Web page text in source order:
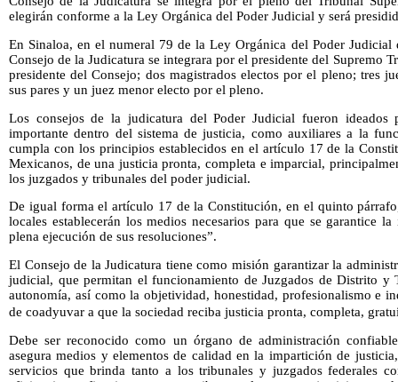
elegirán conforme a la Ley Orgánica del Poder Judicial y será
En Sinaloa, en el numeral 79 de la Ley Orgánica del Poder Judicial
Consejo de la Judicatura se integrara por el presidente del Supremo
presidente del Consejo; dos magistrados electos por el pleno; tres
sus pares y un juez menor electo por el pleno.
Los consejos de la judicatura del Poder Judicial fueron
importante dentro del sistema de justicia, como auxiliares a la
cumpla con los principios establecidos en el artículo 17 de la
Mexicanos, de una justicia pronta, completa e imparcial,
los juzgados y tribunales del poder judicial.
De igual forma el artículo 17 de la Constitución, en el quinto
locales establecerán los medios necesarios para que se garantice
plena ejecución de sus resoluciones”.
El Consejo de la Judicatura tiene como misión garantizar la
judicial, que permitan el funcionamiento de Juzgados de Distrito y
autonomía, así como la objetividad, honestidad, profesionalismo e
de coadyuvar a que la sociedad reciba justicia pronta, completa,
Debe ser reconocido como un órgano de administración
asegura medios y elementos de calidad en la impartición de
servicios que brinda tanto a los tribunales y juzgados federales